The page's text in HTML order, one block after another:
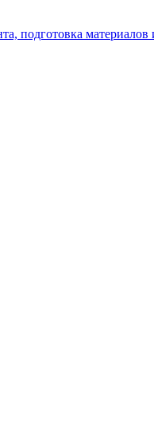
подготовка материалов